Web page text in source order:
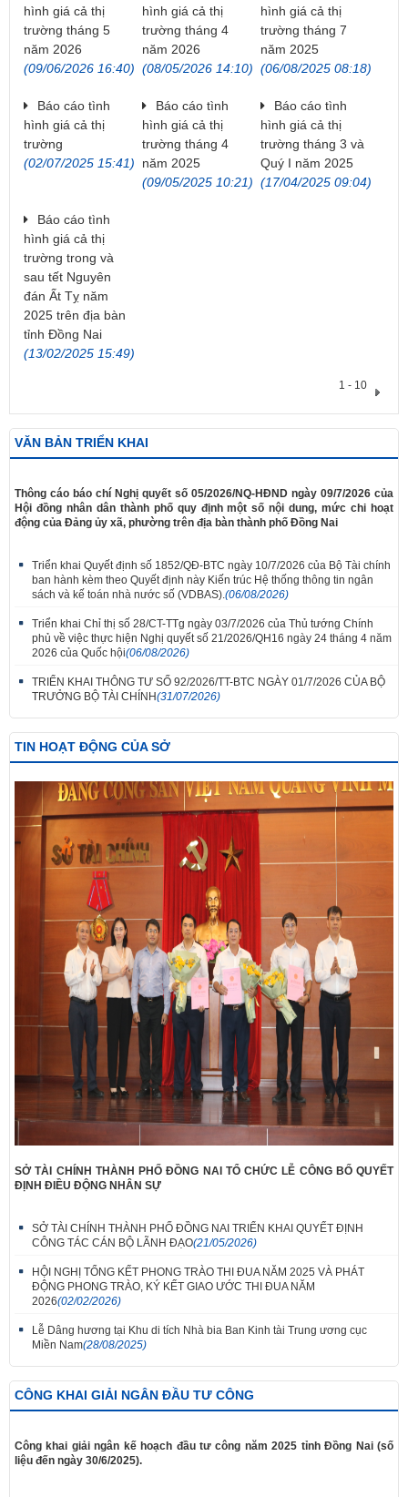
hình giá cả thị
trường tháng 5
năm 2026
(09/06/2026 16:40)
hình giá cả thị
trường tháng 4
năm 2026
(08/05/2026 14:10)
hình giá cả thị
trường tháng 7
năm 2025
(06/08/2025 08:18)
Báo cáo tình
hình giá cả thị
trường
(02/07/2025 15:41)
Báo cáo tình
hình giá cả thị
trường tháng 4
năm 2025
(09/05/2025 10:21)
Báo cáo tình
hình giá cả thị
trường tháng 3 và
Quý I năm 2025
(17/04/2025 09:04)
Báo cáo tình
hình giá cả thị
trường trong và
sau tết Nguyên
đán Ất Tỵ năm
2025 trên địa bàn
tỉnh Đồng Nai
(13/02/2025 15:49)
1 - 10
VĂN BẢN TRIỂN KHAI
​Thông cáo báo chí Nghị quyết số 05/2026/NQ-HĐND ngày 09/7/2026 của
Hội đồng nhân dân thành phố quy định một số nội dung, mức chi hoạt
động của Đảng ủy xã, phường trên địa bàn thành phố Đồng Nai
Triển khai Quyết định số 1852/QĐ-BTC ngày 10/7/2026 của Bộ Tài chính
ban hành kèm theo Quyết định này Kiến trúc Hệ thống thông tin ngân
sách và kế toán nhà nước số (VDBAS). (06/08/2026)
Triển khai Chỉ thị số 28/CT-TTg ngày 03/7/2026 của Thủ tướng Chính
phủ về việc thực hiện Nghị quyết số 21/2026/QH16 ngày 24 tháng 4 năm
2026 của Quốc hội(06/08/2026)
TRIỂN KHAI THÔNG TƯ SỐ 92/2026/TT-BTC NGÀY 01/7/2026 CỦA BỘ
TRƯỞNG BỘ TÀI CHÍNH(31/07/2026)
TIN HOẠT ĐỘNG CỦA SỞ
SỞ TÀI CHÍNH THÀNH PHỐ ĐỒNG NAI TỔ CHỨC LỄ CÔNG BỐ QUYẾT
ĐỊNH ĐIỀU ĐỘNG NHÂN SỰ
SỞ TÀI CHÍNH THÀNH PHỐ ĐỒNG NAI TRIỂN KHAI QUYẾT ĐỊNH
CÔNG TÁC CÁN BỘ LÃNH ĐẠO(21/05/2026)
HỘI NGHỊ TỔNG KẾT PHONG TRÀO THI ĐUA NĂM 2025 VÀ PHÁT
ĐỘNG PHONG TRÀO, KÝ KẾT GIAO ƯỚC THI ĐUA NĂM
2026(02/02/2026)
Lễ Dâng hương tại Khu di tích Nhà bia Ban Kinh tài Trung ương cục
Miền Nam(28/08/2025)
CÔNG KHAI GIẢI NGÂN ĐẦU TƯ CÔNG
Công khai giải ngân kế hoạch đầu tư công năm 2025 tỉnh Đồng Nai (số
liệu đến ngày 30/6/2025).